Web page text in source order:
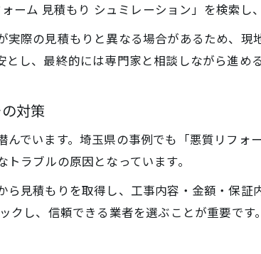
ーム 見積もり シュミレーション」を検索し
際の見積もりと異なる場合があるため、
し、最終的には専門家と相談しながら進め
対策
んでいます。埼玉県の事例でも「悪質リフ
ラブルの原因となっています。
見積もりを取得し、工事内容・金額・保
クし、信頼できる業者を選ぶことが重要で